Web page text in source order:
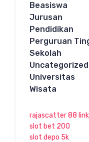
Beasiswa
Jurusan
Pendidikan
Perguruan
Sekolah
Uncategorized
Universitas
Wisata
rajascatter 88 link
slot bet 200
slot depo 5k